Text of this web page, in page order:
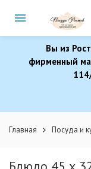
Вы из
фирменный
Главная Посуда и